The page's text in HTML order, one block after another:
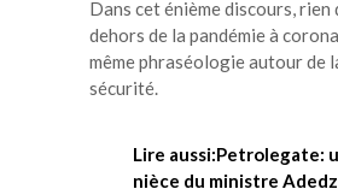
Dans cet énième discours, rien
dehors de la pandémie à
même phraséologie autour de
sécurité.
Lire aussi:Petrolegate:
nièce du ministre